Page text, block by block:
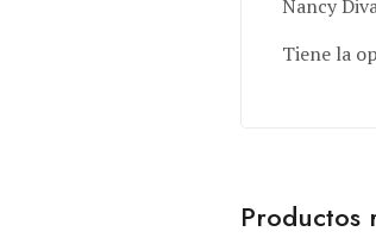
Nancy
Tiene la
Productos